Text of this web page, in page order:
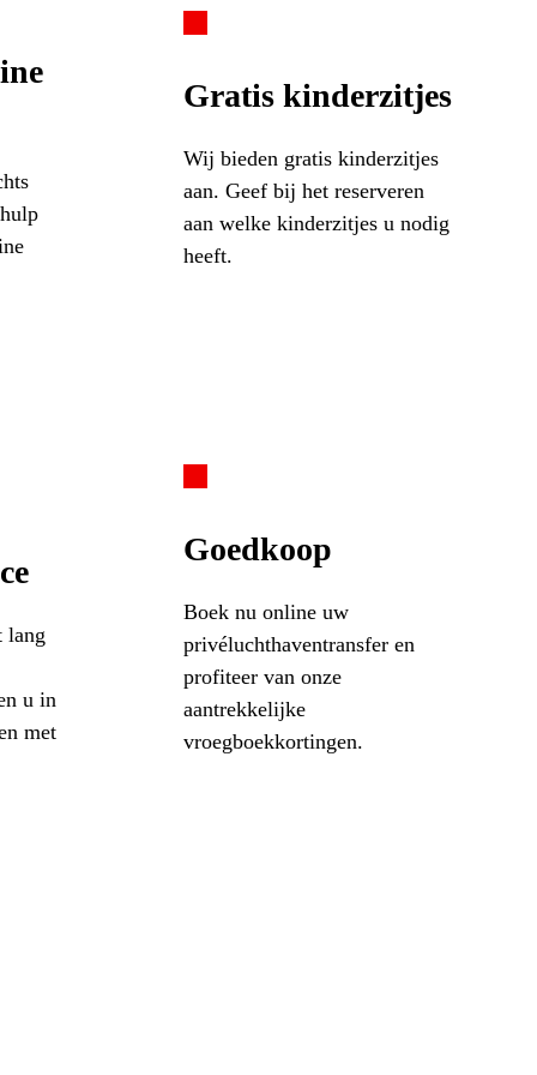
Gratis kinderzitjes
Wij bieden gratis kinderzitjes
aan. Geef bij het reserveren
aan welke kinderzitjes u nodig
heeft.
lang
u in
met
Goedkoop
Boek nu online uw
privéluchthaventransfer en
profiteer van onze
aantrekkelijke
vroegboekkortingen.